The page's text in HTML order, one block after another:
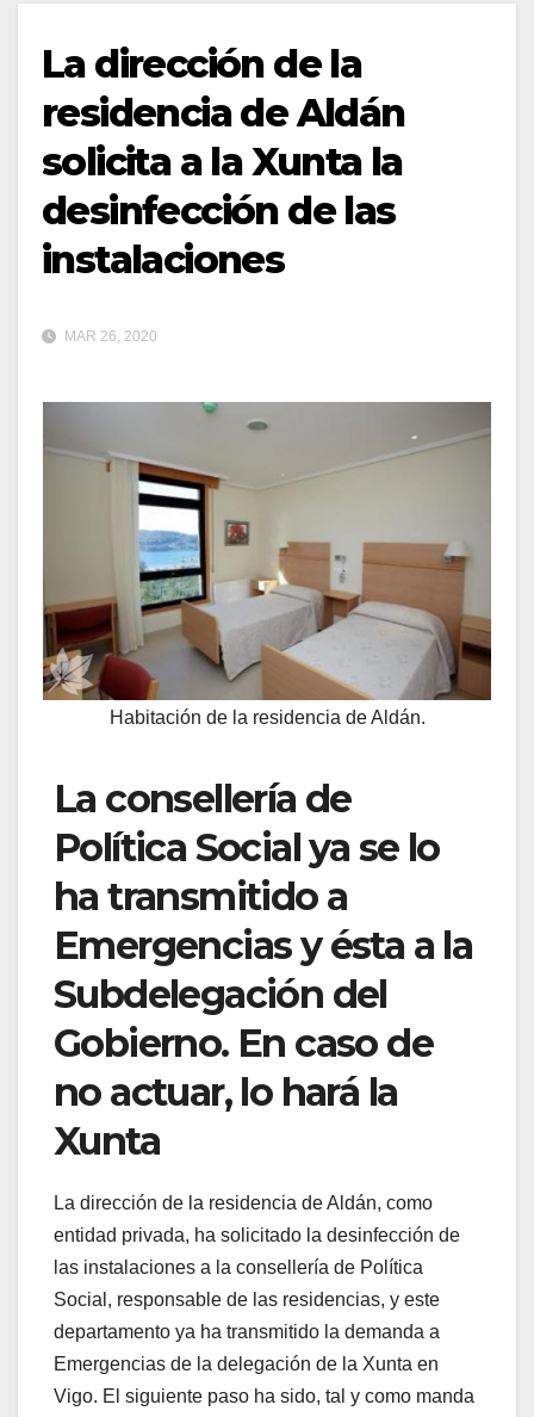
La dirección de la
residencia de Aldán
solicita a la Xunta la
desinfección de las
instalaciones
MAR 26, 2020
Habitación de la residencia de Aldán.
La consellería de
Política Social ya se lo
ha transmitido a
Emergencias y ésta a la
Subdelegación del
Gobierno. En caso de
no actuar, lo hará la
Xunta
La dirección de la residencia de Aldán, como
entidad privada, ha solicitado la desinfección de
las instalaciones a la consellería de Política
Social, responsable de las residencias, y este
departamento ya ha transmitido la demanda a
Emergencias de la delegación de la Xunta en
Vigo. El siguiente paso ha sido, tal y como manda